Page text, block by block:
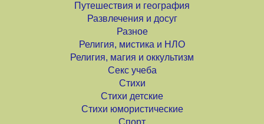
Путешествия и география
Развлечения и досуг
Разное
Религия, мистика и НЛО
Религия, магия и оккультизм
Секс учеба
Стихи
Стихи детские
Стихи юмористические
Спорт